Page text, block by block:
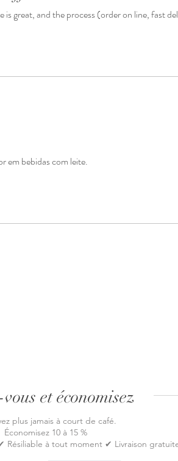
great, and the process (order on line, fast
em bebidas com leite.
et économisez
plus jamais à court de café.
Économisez 10 à 15 %
Résiliable à tout moment ✔ Livraison